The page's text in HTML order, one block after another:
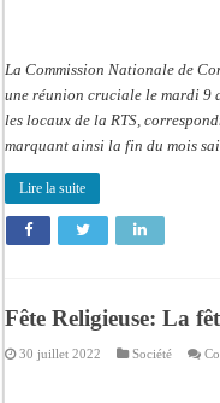
La Commission Nationale de
une réunion cruciale le mardi 9
les locaux de la RTS,
marquant ainsi la fin du mois
Lire la suite
Fête Religieuse: La
30 juillet 2022 Société